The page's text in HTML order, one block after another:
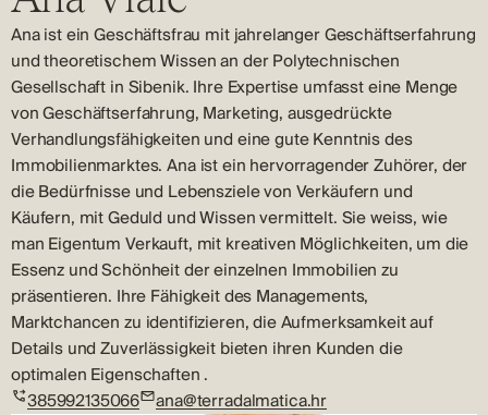
Ana ist ein Geschäftsfrau mit jahrelanger Geschäftserfahrung
und theoretischem Wissen an der Polytechnischen
Gesellschaft in Sibenik. Ihre Expertise umfasst eine Menge
von Geschäftserfahrung, Marketing, ausgedrückte
Verhandlungsfähigkeiten und eine gute Kenntnis des
Immobilienmarktes. Ana ist ein hervorragender Zuhörer, der
die Bedürfnisse und Lebensziele von Verkäufern und
Käufern, mit Geduld und Wissen vermittelt. Sie weiss, wie
man Eigentum Verkauft, mit kreativen Möglichkeiten, um die
Essenz und Schönheit der einzelnen Immobilien zu
präsentieren. Ihre Fähigkeit des Managements,
Marktchancen zu identifizieren, die Aufmerksamkeit auf
Details und Zuverlässigkeit bieten ihren Kunden die
optimalen Eigenschaften .
385992135066
ana@terradalmatica.hr